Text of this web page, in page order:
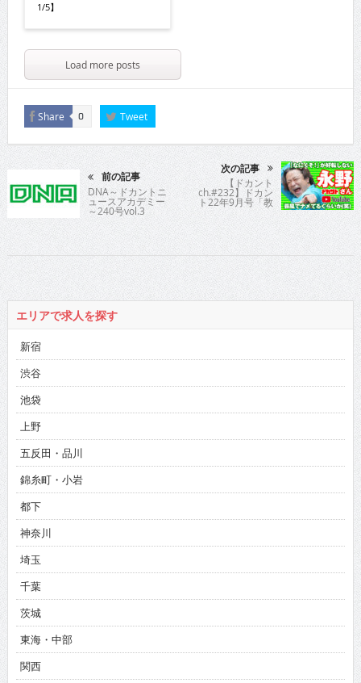
1/5】
Load more posts
Share 0 Tweet
前の記事
DNA～ドカントニ
ュースアカデミー
～240号vol.3
次の記事
【ドカント
ch.#232】ドカン
ト22年9月号「教
えてパイセン！直
撃インタビュー!!」
永野さんの動画第4
弾！【永野さん
4/5】
エリアで求人を探す
新宿
渋谷
池袋
上野
五反田・品川
錦糸町・小岩
都下
神奈川
埼玉
千葉
茨城
東海・中部
関西